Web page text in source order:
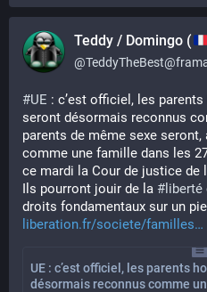
Teddy / Domingo (
@
#UE : c’est officiel, les
seront désormais reconnus
parents de même sexe
comme une famille dans les
ce mardi la Cour de justice de
Ils pourront jouir de la # liberté
droits fondamentaux sur un
liberation.fr/societe/familles
UE : c’est officiel, les parents
désormais reconnus comme